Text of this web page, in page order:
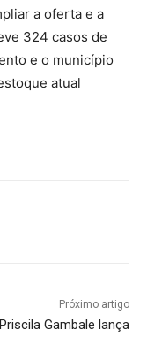
a oferta e a
324 casos de
e o município
atual
Próximo artigo
Priscila Gambale lança